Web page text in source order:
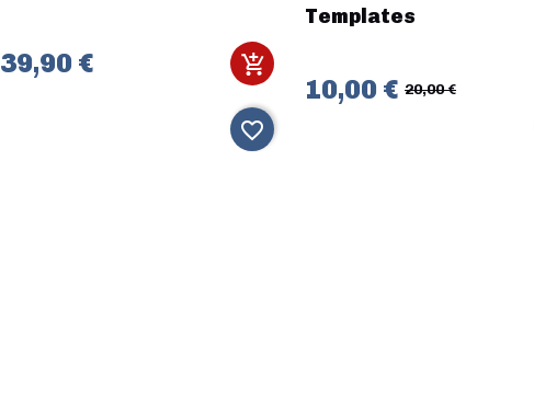
39,90 €
favorite_border
Templates
10,00 € 20,00 €